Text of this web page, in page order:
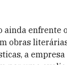
ainda enfrente
obras
a empresa